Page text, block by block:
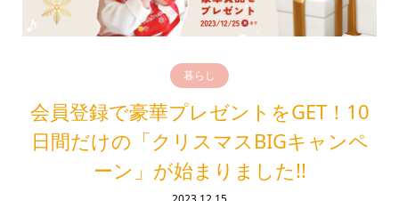
暮らし
会員登録で豪華プレゼントをGET！10
日間だけの「クリスマスBIGキャンペ
ーン」が始まりました!!